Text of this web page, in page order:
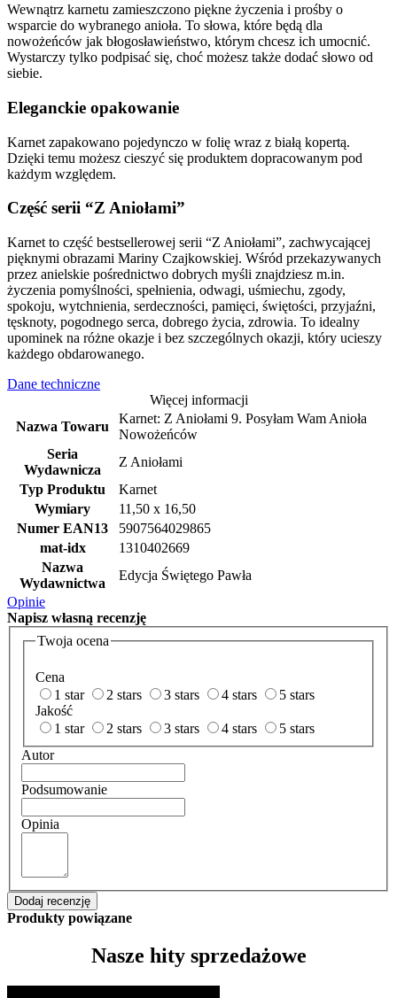
Wewnątrz karnetu zamieszczono piękne życzenia i prośby o
wsparcie do wybranego anioła. To słowa, które będą dla
nowożeńców jak błogosławieństwo, którym chcesz ich umocnić.
Wystarczy tylko podpisać się, choć możesz także dodać słowo od
siebie.
Eleganckie opakowanie
Karnet zapakowano pojedynczo w folię wraz z białą kopertą.
Dzięki temu możesz cieszyć się produktem dopracowanym pod
każdym względem.
Część serii “Z Aniołami”
Karnet to część bestsellerowej serii “Z Aniołami”, zachwycającej
pięknymi obrazami Mariny Czajkowskiej. Wśród przekazywanych
przez anielskie pośrednictwo dobrych myśli znajdziesz m.in.
życzenia pomyślności, spełnienia, odwagi, uśmiechu, zgody,
spokoju, wytchnienia, serdeczności, pamięci, świętości, przyjaźni,
tęsknoty, pogodnego serca, dobrego życia, zdrowia. To idealny
upominek na różne okazje i bez szczególnych okazji, który ucieszy
każdego obdarowanego.
Dane techniczne
Więcej informacji
Nazwa Towaru
Karnet: Z Aniołami 9. Posyłam Wam Anioła
Nowożeńców
Seria
Wydawnicza
Z Aniołami
Typ Produktu
Karnet
Wymiary
11,50 x 16,50
Numer EAN13
5907564029865
mat-idx
1310402669
Nazwa
Wydawnictwa
Edycja Świętego Pawła
Opinie
Napisz własną recenzję
Twoja ocena
Cena
1 star
2 stars 3 stars 4 stars
5 stars
Jakość
1 star
2 stars 3 stars 4 stars
5 stars
Autor
Podsumowanie
Opinia
Dodaj recenzję
Produkty powiązane
Nasze hity sprzedażowe